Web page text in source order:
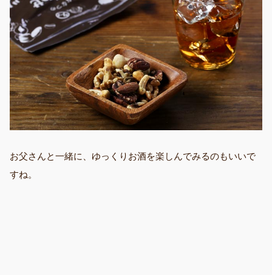
お父さんと一緒に、ゆっくりお酒を楽しんでみるのもいいで
すね。